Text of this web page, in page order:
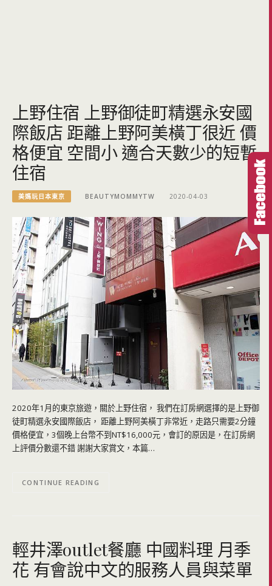
上野住宿 上野御徒町精選永安國
際飯店 距離上野阿美橫丁很近 價
格便宜 空間小 適合天數少的短暫
住宿
美媽玩日本東京 BEAUTYMOMMYTW 2020-04-03
2020年1月的東京旅遊，關於上野住宿， 我們在訂房網選擇的是上野御
徒町精選永安國際飯店， 距離上野阿美橫丁非常近，走路只需要2分鐘
價格便宜，3個晚上台幣不到NT$16,000元，會訂的原因是，在訂房網
上評價分數還不錯 謝謝大家賞文，本篇…
CONTINUE READING
輕井澤outlet餐廳 中國料理 月季
花 有會說中文的服務人員與菜單